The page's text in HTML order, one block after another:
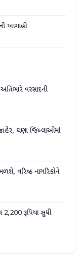
આગાહી
વરસાદની
ઘણા જિલ્લાઓમાં
વરિષ્ઠ નાગરિકોને
2,200 રૂપિયા સુધી